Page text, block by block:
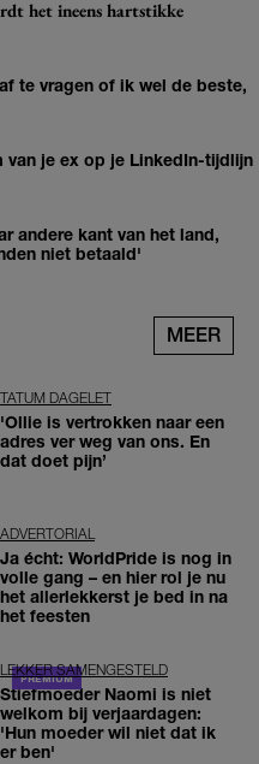
het ineens hartstikke
te vragen of ik wel de beste,
van je ex op je LinkedIn-tijdlijn
andere kant van het land,
niet betaald'
MEER
TATUM DAGELET
'Ollie is vertrokken naar een
adres ver weg van ons. En
dat doet pijn’
ADVERTORIAL
Ja écht: WorldPride is nog in
volle gang – en hier rol je nu
het allerlekkerst je bed in na
het feesten
LEKKER SAMENGESTELD
Stiefmoeder Naomi is niet
welkom bij verjaardagen:
'Hun moeder wil niet dat ik
er ben'